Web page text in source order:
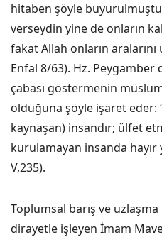
hitaben şöyle
verseydin yine de onların
fakat Allah onların aralarını
Enfal 8/63). Hz. Peygamber
çabası göstermenin
olduğuna şöyle işaret eder:
kaynaşan) insandır; ülfet
kurulamayan insanda
V,235).
Toplumsal barış ve
dirayetle işleyen İmam